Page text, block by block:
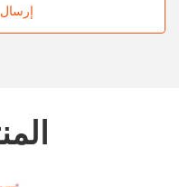
إرسال